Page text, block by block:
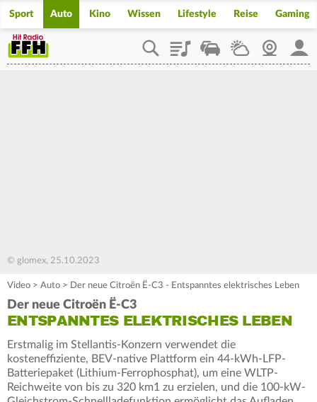
Sport Auto Kino Wissen Lifestyle Reise Gaming
PlaylistStaupilotWetterWebcam
© glomex, 25.10.2023
Video > Auto > Der neue Citroën Ë-C3 - Entspanntes elektrisches Leben
Der neue Citroën Ë-C3
ENTSPANNTES ELEKTRISCHES LEBEN
Erstmalig im Stellantis-Konzern verwendet die
kosteneffiziente, BEV-native Plattform ein 44-kWh-LFP-
Batteriepaket (Lithium-Ferrophosphat), um eine WLTP-
Reichweite von bis zu 320 km1 zu erzielen, und die 100-kW-